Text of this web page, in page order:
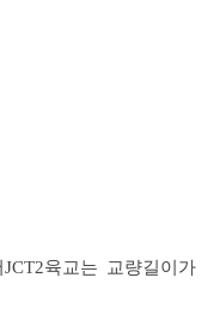
육교는 교량길이가